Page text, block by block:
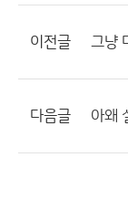
이전글 그냥
다음글 아왜